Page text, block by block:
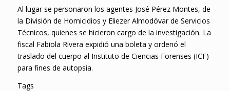
Al lugar se personaron los agentes José Pérez Montes, de
la División de Homicidios y Eliezer Almodóvar de Servicios
Técnicos, quienes se hicieron cargo de la investigación. La
fiscal Fabiola Rivera expidió una boleta y ordenó el
traslado del cuerpo al Instituto de Ciencias Forenses (ICF)
para fines de autopsia.
Tags